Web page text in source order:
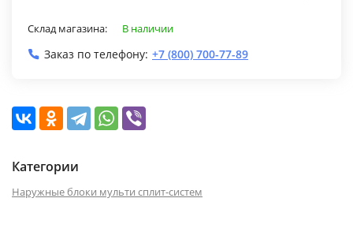
Склад магазина: В наличии
Заказ по телефону: +7 (800) 700-77-89
Категории
Наружные блоки мульти сплит-систем